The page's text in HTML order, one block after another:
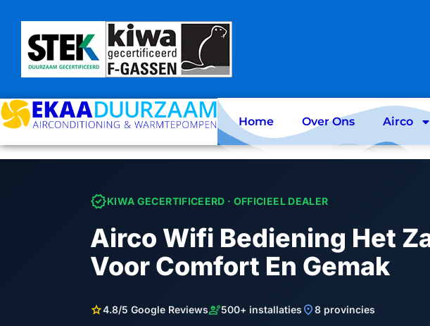
content
Home Over Ons Airco
verifiedKIWA GECERTIFICEERD · OFFICIEEL DEALER
Airco Wifi Bediening Het
Voor Comfort En Gemak
star4.8/5 Google Reviewsengineering500+ installaties location_on8 provincies